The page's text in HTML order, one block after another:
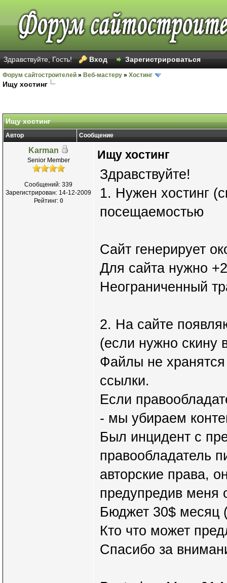
Здравствуйте, Гость! Вход Зарегистрироваться
Форум сайтостроителей » Веб-мастеру » Хостинг
Ищу хостинг
Ищу хостинг
Автор Сообщение
Karman
Senior Member
Сообщений: 339
Зарегистрирован: 14-12-2009
Рейтинг: 0
Ищу хостинг
Здравствуйте!
1. Нужен хостинг
посещаемостью
Сайт генерирует
Для сайта нужно
Неограниченный
2. На сайте
(если нужно скину
Файлы не
ссылки.
Если
- мы убираем
Был инцидент с
правообладатель
авторские права,
предупредив меня
Бюджет 30$ месяц
Кто что может
Спасибо за